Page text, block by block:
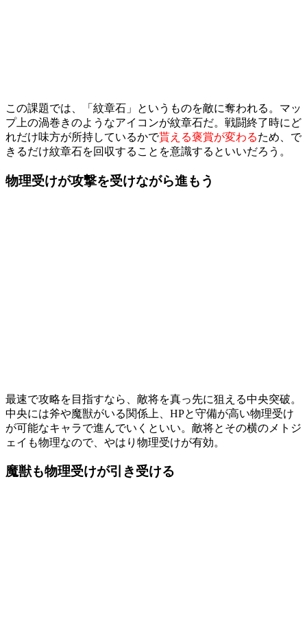
この課題では、「紋章石」というものを敵に奪われる。マッ
プ上の渦巻きのようなアイコンが紋章石だ。戦闘終了時にど
れだけ味方が所持しているかで貰える褒賞が変わるため、で
きるだけ紋章石を回収することを意識するといいだろう。
物理受けが攻撃を受けながら進もう
最速で攻略を目指すなら、敵将を真っ先に狙える中央突破。
中央には斧や魔獣がいる関係上、HPと守備が高い物理受け
が可能なキャラで進んでいくといい。敵将とその横のメトジ
ェイも物理なので、やはり物理受けが有効。
魔獣も物理受けが引き受ける